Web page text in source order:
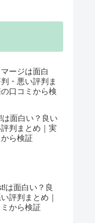
ージは面白
・悪い評判ま
口コミから検
は面白い？良い
判まとめ｜実
ら検証
は面白い？良
評判まとめ｜
から検証